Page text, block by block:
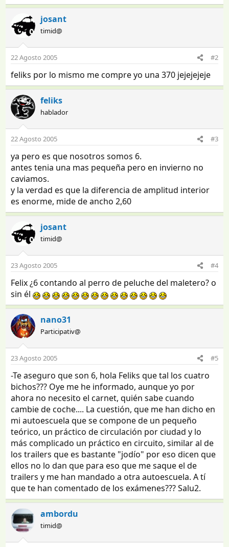
josant
timid@
22 Agosto 2005 #2
feliks por lo mismo me compre yo una 370 jejejejeje
feliks
hablador
22 Agosto 2005 #3
ya pero es que nosotros somos 6.
antes tenia una mas pequeña pero en invierno no
caviamos.
y la verdad es que la diferencia de amplitud interior
es enorme, mide de ancho 2,60
josant
timid@
23 Agosto 2005 #4
Felix ¿6 contando al perro de peluche del maletero? o
sin él
nano31
Participativ@
23 Agosto 2005 #5
-Te aseguro que son 6, hola Feliks que tal los cuatro
bichos??? Oye me he informado, aunque yo por
ahora no necesito el carnet, quién sabe cuando
cambie de coche.... La cuestión, que me han dicho en
mi autoescuela que se compone de un pequeño
teórico, un práctico de circulación por ciudad y lo
más complicado un práctico en circuito, similar al de
los trailers que es bastante "jodío" por eso dicen que
ellos no lo dan que para eso que me saque el de
trailers y me han mandado a otra autoescuela. A tí
que te han comentado de los exámenes??? Salu2.
ambordu
timid@